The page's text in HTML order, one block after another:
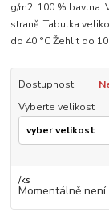
g/m2, 100 % bavlna.
straně..Tabulka
do 40 °C Žehlit do
Dostupnost
Vyberte velikost
/ks
Momentálně není